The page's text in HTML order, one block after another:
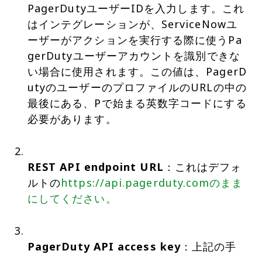
PagerDutyユーザーIDを入力します。これ
はインテグレーションが、ServiceNowユ
ーザーがアクションを実行する際に使うPa
gerDutyユーザーアカウントを識別できな
い場合に使用されます。この値は、PagerD
utyのユーザーのプロファイルのURLの中の
最後にある、Pで始まる英数字コードにする
必要があります。
REST API endpoint URL ：これはデフォ
ルトのhttps://api.pagerduty.comのまま
にしてください。
PagerDuty API access key：上記の手